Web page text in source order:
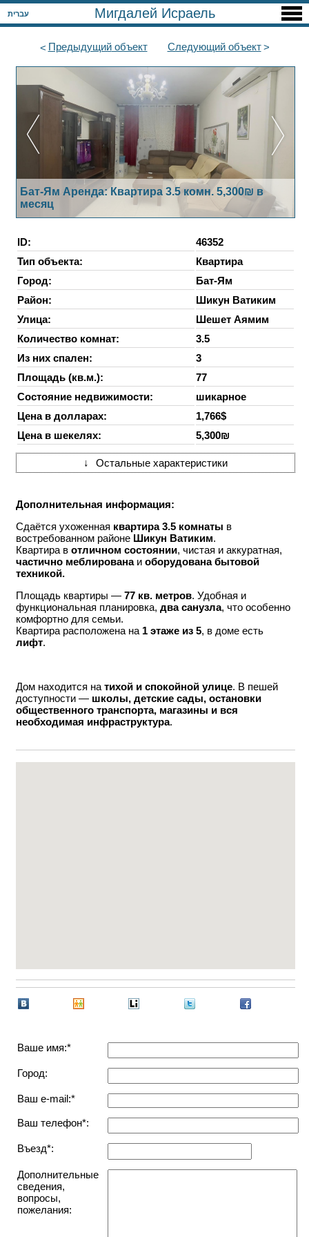
עברית Мигдалей Исраель
Предыдущийобъект Следующийобъект
Бат-Ям Аренда: Квартира 3.5 комн. 5,300₪ в
месяц
ID:
46352
Тип объекта:
Квартира
Город:
Бат-Ям
Район:
Шикун Ватиким
Улица:
Шешет Аямим
Количество комнат:
3.5
Из них спален:
3
Площадь (кв.м.):
77
Состояние недвижимости:
шикарное
Цена в долларах:
1,766$
Цена в шекелях:
5,300₪
↓ Остальные характеристики
Дополнительная информация:
Сдаётся ухоженная квартира 3.5 комнаты в
востребованном районе Шикун Ватиким.
Квартира в отличном состоянии, чистая и аккуратная,
частично меблированаи оборудована бытовой
техникой.
Площадь квартиры — 77 кв. метров. Удобная и
функциональная планировка, два санузла, что особенно
комфортно для семьи.
Квартира расположена на 1 этаже из 5, в доме есть
лифт.
Дом находится на тихой и спокойной улице. В пешей
доступности — школы, детские сады, остановки
общественного транспорта, магазины и вся
необходимая инфраструктура.
Ваше имя:*
Город:
Ваш e-mail:*
Ваш телефон*:
Въезд*:
Дополнительные
сведения,
вопросы,
пожелания: